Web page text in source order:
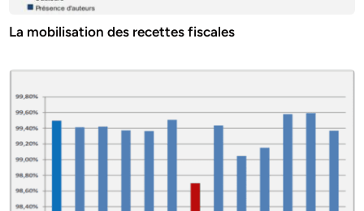
La mobilisation des recettes fiscales